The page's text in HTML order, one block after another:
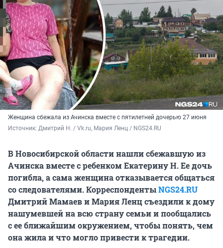
Женщина сбежала из Ачинска вместе с пятилетней дочерью 27 июня
Источник: Дмитрий Н. / Vk.ru, Мария Ленц / NGS24.RU
В Новосибирской области нашли сбежавшую из
Ачинска вместе с ребенком Екатерину Н. Ее дочь
погибла, а сама женщина отказывается общаться
со следователями. КорреспондентыNGS24.RU
Дмитрий Мамаев и Мария Ленц съездили к дому
нашумевшей на всю страну семьи и пообщались
с ее ближайшим окружением, чтобы понять, чем
она жила и что могло привести к трагедии.